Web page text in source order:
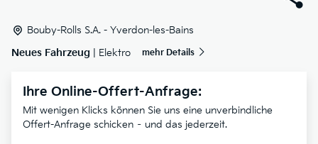
Bouby-Rolls S.A. - Yverdon-les-Bains
Neues Fahrzeug | Elektro mehr Details
Ihre Online-Offert-Anfrage:
Mit wenigen Klicks können Sie uns eine unverbindliche
Offert-Anfrage schicken – und das jederzeit.